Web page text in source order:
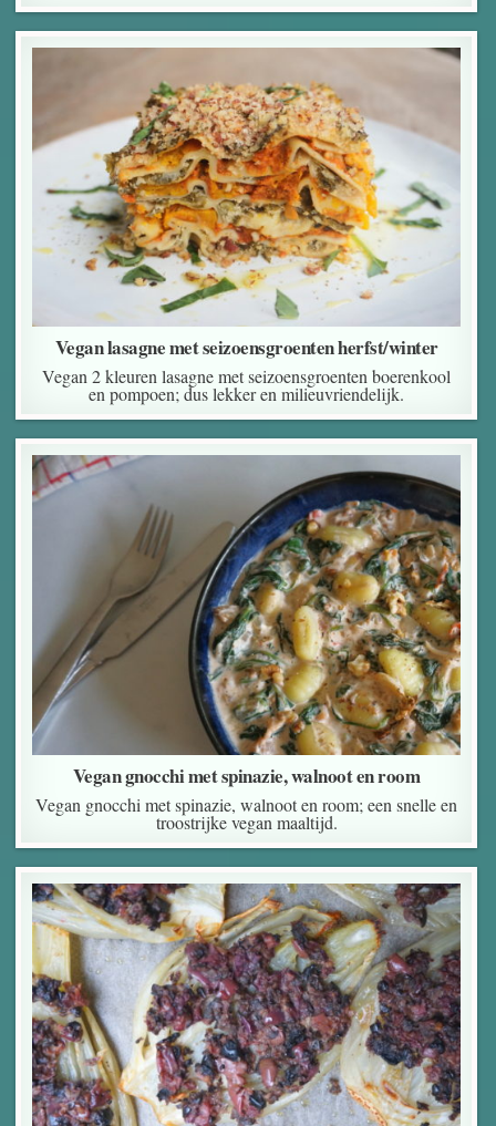
Vegan lasagne met seizoensgroenten herfst/winter
Vegan 2 kleuren lasagne met seizoensgroenten boerenkool
en pompoen; dus lekker en milieuvriendelijk.
Vegan gnocchi met spinazie, walnoot en room
Vegan gnocchi met spinazie, walnoot en room; een snelle en
troostrijke vegan maaltijd.